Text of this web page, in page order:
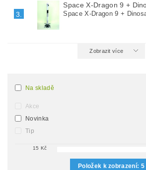
3.
Space X-Dragon 9 +
Space X-Dragon 9 +
Zobrazit více
Na skladě
Akce
Novinka
Tip
15 Kč
Položek k zobrazení: 5